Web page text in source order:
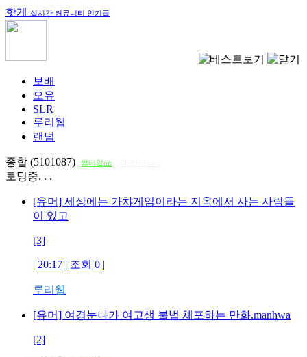
핫게 실시간 커뮤니티 인기글
보배
오유
SLR
루리웹
랜덤
종합 (5101087) 썸네일on
로딩중. . .
[유머] 세상에는 가챠게임이라는 지옥에서 사는 사람들
이 있고
[3]
| 20:17 | 조회 0 |
루리웹
[유머] 여경눈나가 여고생 불법 체포하는 만화.manhwa
[2]